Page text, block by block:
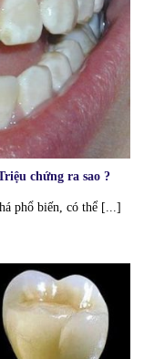
chứng ra sao ?
phổ biến, có thể [...]